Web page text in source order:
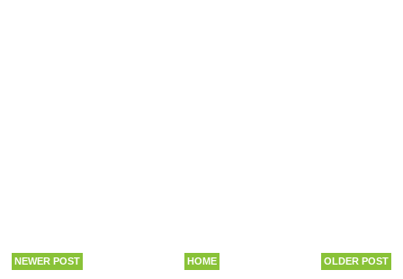
NEWER POST OLDER POST
HOME